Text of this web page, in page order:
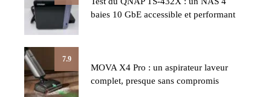
baies 10 GbE accessible et performant
7.9
MOVA X4 Pro : un aspirateur laveur
complet, presque sans compromis